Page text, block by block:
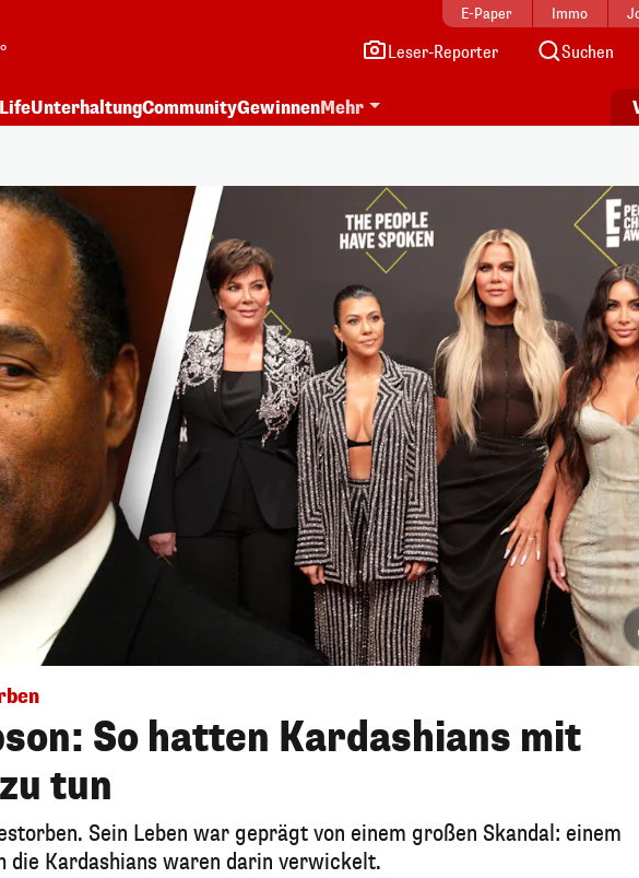
E-Paper Immo
Leser-Reporter Suchen
LifeUnterhaltungCommunityGewinnenMehr
So hatten Kardashians mit
tun
Sein Leben war geprägt von einem großen Skandal: einem
die Kardashians waren darin verwickelt.